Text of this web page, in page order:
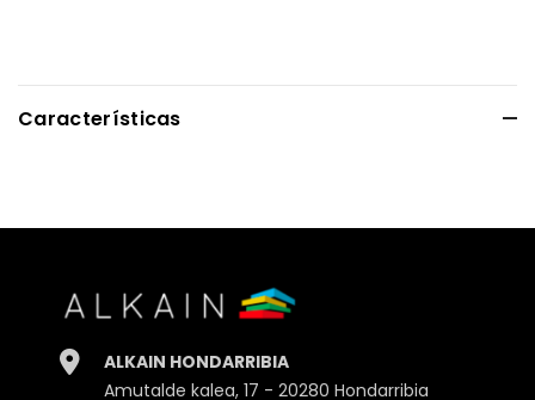
Características
Alto 23.50cm.
Peso 5030gr.
ALKAIN HONDARRIBIA
Amutalde kalea, 17 - 20280 Hondarribia